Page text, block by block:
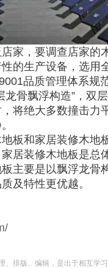
家，要调查店家的
的生产设备，选用
品质管理体系规
骨飘浮构造”，双
将绝大多数撞击力
板和家居装修木地
居装修木地板是总
主要是以飘浮龙骨
及特性更优越。
排版、编辑，是出于相互学